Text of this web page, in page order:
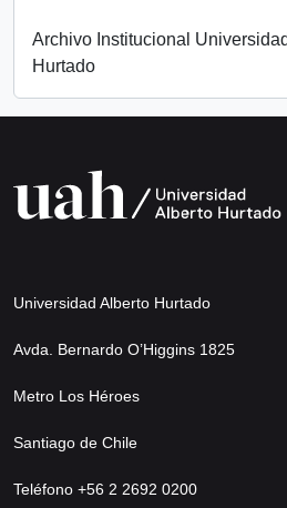
Archivo Institucional
Hurtado
Universidad Alberto Hurtado
Avda. Bernardo O’Higgins 1825
Metro Los Héroes
Santiago de Chile
Teléfono +56 2 2692 0200